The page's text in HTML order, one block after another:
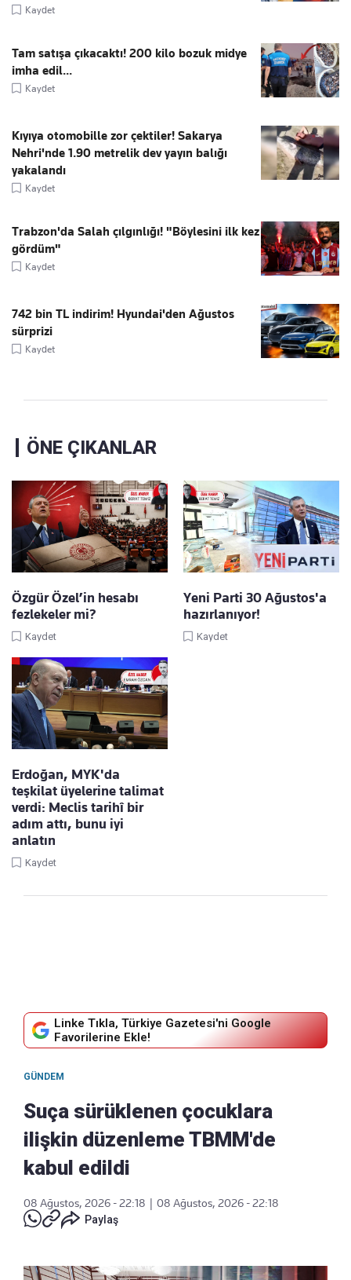
Kaydet
Tam satışa çıkacaktı! 200 kilo bozuk midye
imha edil...
Kaydet
Kıyıya otomobille zor çektiler! Sakarya
Nehri'nde 1.90 metrelik dev yayın balığı
yakalandı
Kaydet
Trabzon'da Salah çılgınlığı! "Böylesini ilk kez
gördüm"
Kaydet
742 bin TL indirim! Hyundai'den Ağustos
sürprizi
Kaydet
ÖNE ÇIKANLAR
Özgür Özel’in hesabı
fezlekeler mi?
Kaydet
Yeni Parti 30 Ağustos'a
hazırlanıyor!
Kaydet
Erdoğan, MYK'da
teşkilat üyelerine talimat
verdi: Meclis tarihî bir
adım attı, bunu iyi
anlatın
Kaydet
Linke Tıkla, Türkiye Gazetesi'ni Google
Favorilerine Ekle!
GÜNDEM
Suça sürüklenen çocuklara
ilişkin düzenleme TBMM'de
kabul edildi
08 Ağustos, 2026 - 22:18
08 Ağustos, 2026 - 22:18
Paylaş